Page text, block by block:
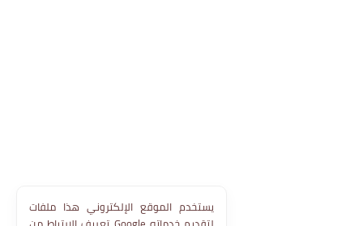
يستخدم الموقع الإلكتروني هذا ملفات